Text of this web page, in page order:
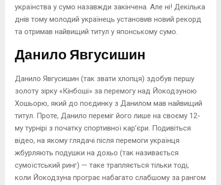
українства у сумо назавжди закінчена. Але ні! Декілька
днів тому молодий українець установив новий рекорд
та отримав найвищий титул у японському сумо.
Данило Явгусишин
Данило Явгусишин (так звати хлопця) здобув першу
золоту зірку «Кінбоші» за перемогу над Йокодзуною
Хошьорю, який до поєдинку з Данилом мав найвищий
титул. Проте, Данило переміг його лише на своєму 12-
му турнірі з початку спортивної кар’єри. Подивіться
відео, на якому глядачі після перемоги українця
жбурляють подушки на дохьо (так називається
сумоїстський ринг) — таке трапляється тільки тоді,
коли Йокодзуна програє набагато слабшому за рангом